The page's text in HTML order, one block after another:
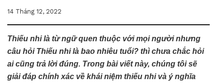
14 Tháng 12, 2022
Thiếu nhi là từ ngữ quen thuộc với mọi người nhưng
câu hỏi Thiếu nhi là bao nhiêu tuổi? thì chưa chắc hỏi
ai cũng trả lời đúng. Trong bài viết này, chúng tôi sẽ
giải đáp chính xác về khái niệm thiếu nhi và ý nghĩa